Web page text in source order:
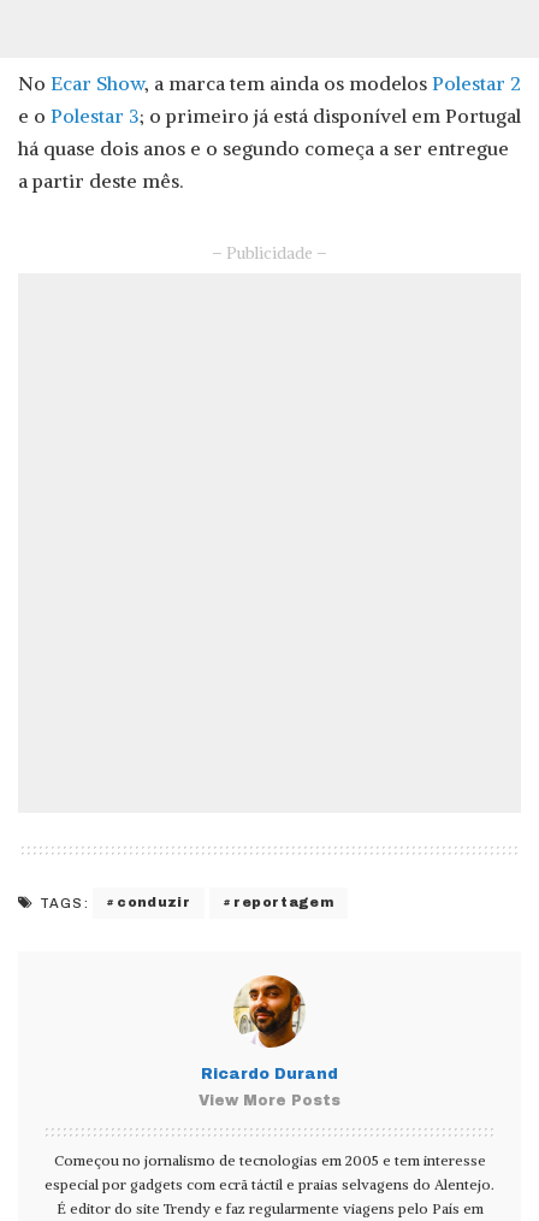
No Ecar Show, a marca tem ainda os modelos Polestar 2
e o Polestar 3; o primeiro já está disponível em Portugal
há quase dois anos e o segundo começa a ser entregue
a partir deste mês.
– Publicidade –
TAGS: conduzir reportagem
Ricardo Durand
View More Posts
Começou no jornalismo de tecnologias em 2005 e tem interesse
especial por gadgets com ecrã táctil e praias selvagens do Alentejo.
É editor do site Trendy e faz regularmente viagens pelo País em